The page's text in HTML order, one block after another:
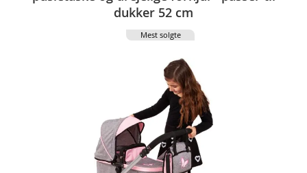
dukker 52 cm
Mest solgte